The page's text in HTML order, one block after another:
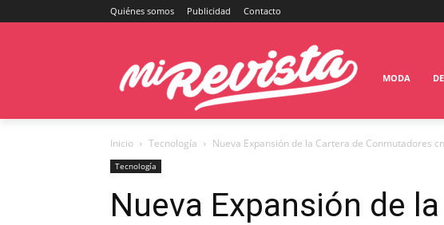
Quiénes somos Publicidad Contacto
MODA
Inicio Tecnología Nueva Expansión de la Cartera de Conmutadores
Tecnología
Nueva Expansión de